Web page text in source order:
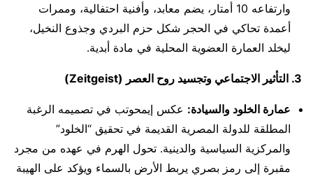
وارتفاعه 10 أمتار، يضم معابد، وأفنية احتفالية، وممرات
أعمدة تحاكي في الحجر شكل حزم البردي وجذوع النخيل،
ليخلد العمارة العضوية المحلية في مادة أبدية.
3. التأثير الاجتماعي وتجسيد روح العصر (Zeitgeist)
عمارة الخلود والسيادة: عكس إيمحوتب في تصميمه الرغبة
المطلقة للدولة المصرية القديمة في تحقيق “الخلود”
والمركزية السياسية والدينية. تحول الهرم في عهده من مجرد
مقبرة إلى رمز بصري يربط الأرض بالسماء ويؤكد على الهيبة